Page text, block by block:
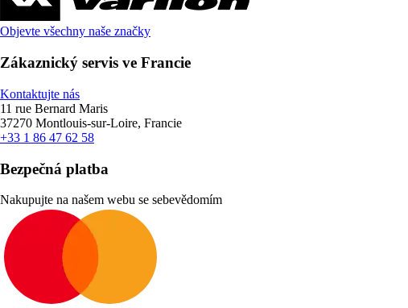
Objevte všechny naše značky
Zákaznický servis ve Francie
Kontaktujte nás
11 rue Bernard Maris
37270 Montlouis-sur-Loire, Francie
+33 1 86 47 62 58
Bezpečná platba
Nakupujte na našem webu se sebevědomím